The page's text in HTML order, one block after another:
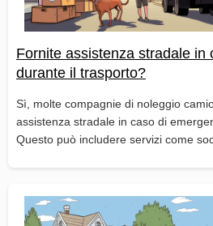
Fornite assistenza stradale in
durante il trasporto?
Sì, molte compagnie di noleggio
assistenza stradale in caso di
Questo può includere servizi come